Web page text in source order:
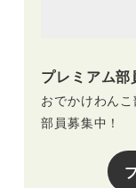
プレミアム部
おでかけわん
部員募集中！